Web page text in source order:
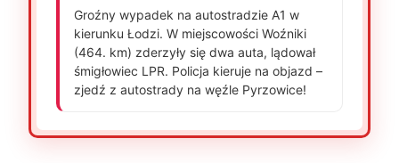
Groźny wypadek na autostradzie A1 w
kierunku Łodzi. W miejscowości Woźniki
(464. km) zderzyły się dwa auta, lądował
śmigłowiec LPR. Policja kieruje na objazd –
zjedź z autostrady na węźle Pyrzowice!